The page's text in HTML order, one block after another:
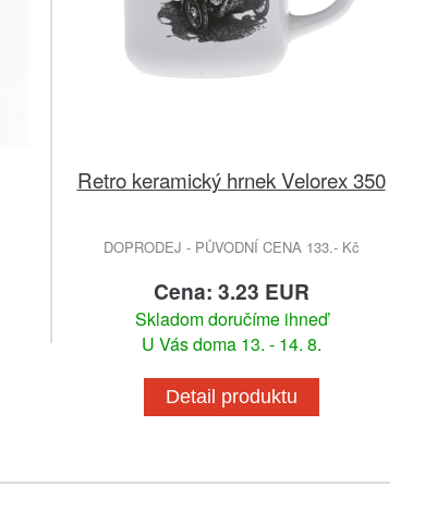
Retro keramický hrnek Velorex 350
DOPRODEJ - PŮVODNÍ CENA 133.- Kč
Cena: 3.23 EUR
Skladom doručíme ihneď
U Vás doma 13. - 14. 8.
Detail produktu